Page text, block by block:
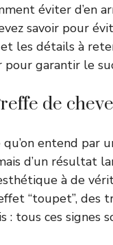
éviter d’en
savoir pour
les détails à
garantir le
de
entend par
d’un résultat
à de
“toupet”, des
: tous ces signes